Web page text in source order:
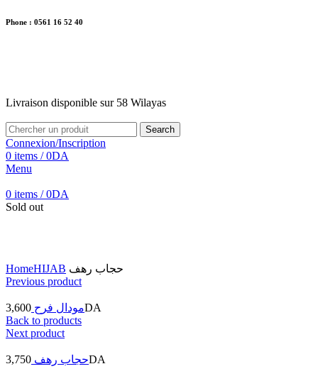
Phone : 0561 16 52 40
Livraison disponible sur 58 Wilayas
Search
Connexion/Inscription
0 items / 0DA
Menu
0 items / 0DA
Sold out
HomeHIJAB حجاب رهف
Previous product
مودال فرح 3,600
DA
Back to products
Next product
حجاب رهف 3,750 DA